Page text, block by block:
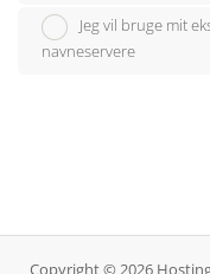
Jeg vil bruge mit
navneservere
Copyright © 2026